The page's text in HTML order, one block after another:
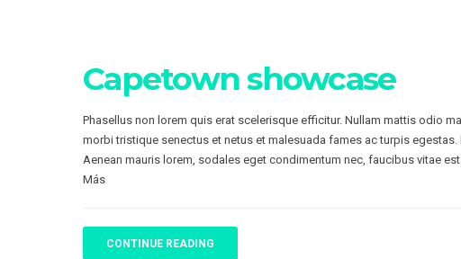
Capetown showcase
Phasellus non lorem quis erat scelerisque efficitur. Nullam mattis odio
morbi tristique senectus et netus et malesuada fames ac turpis
Aenean mauris lorem, sodales eget condimentum nec, faucibus vitae
Más
CONTINUE READING